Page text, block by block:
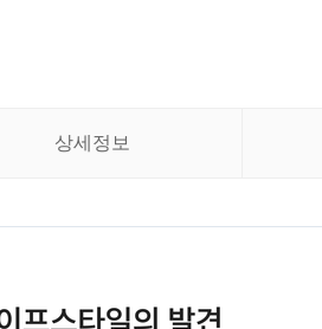
상세정보